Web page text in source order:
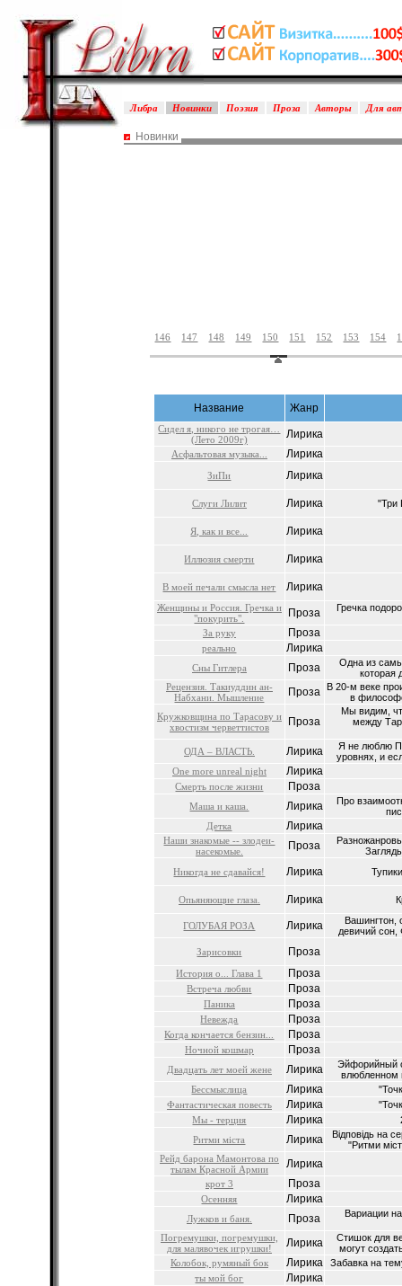
Либра Новинки Поэзия Проза Авторы Для
Новинки
146 147 148 149 150 151 152 153 154
Название Жанр
Сидел я, никого не трогая…
(Лето 2009г)
Лирика
Асфальтовая музыка... Лирика
ЗиПи Лирика
Слуги Лилит Лирика "Три
Я, как и все... Лирика
Иллюзия смерти Лирика
В моей печали смысла нет Лирика
Женщины и Россия. Гречка и
"покурить".
Проза Гречка
За руку Проза
реально Лирика
Сны Гитлера Проза
Одна из
которая
Рецензия. Такиуддин ан-
Набхани. Мышление
Проза
В 20-м веке
в
Кружковщина по Тарасову и
хвостизм черветтистов
Проза
Мы видим,
между
ОДА – ВЛАСТЬ. Лирика
Я не люблю
уровнях, и
One more unreal night
Лирика
Смерть после жизни Проза
Маша и каша. Лирика
Про
Детка
Лирика
Наши знакомые -- злодеи-
насекомые.
Проза
Никогда не сдавайся!
Лирика
Опьяняющие глаза. Лирика
ГОЛУБАЯ РОЗА Лирика
Вашингтон,
девичий сон,
Зарисовки
Проза
История о... Глава 1 Проза
Встреча любви Проза
Паника Проза
Невежда Проза
Когда кончается бензин... Проза
Ночной кошмар Проза
Двадцать лет моей жене Лирика
Эйфорийный
влюбленном
Бессмыслица
Лирика
Фантастическая повесть
Лирика
Мы - терция
Лирика
Ритми міста
Лирика
Відповідь на
"Ритми
Рейд барона Мамонтова по
тылам Красной Армии
Лирика
крот 3 Проза
Осенняя Лирика
Лужков и баня. Проза Вариации
Погремушки, погремушки,
для малявочек игрушки!
Лирика
Стишок для
могут
Колобок, румяный бок
Лирика
Забавка на
ты мой бог
Лирика